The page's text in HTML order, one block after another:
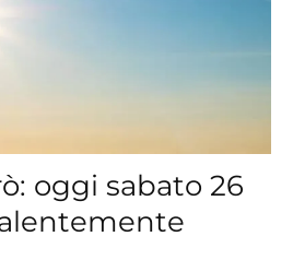
oggi sabato 26